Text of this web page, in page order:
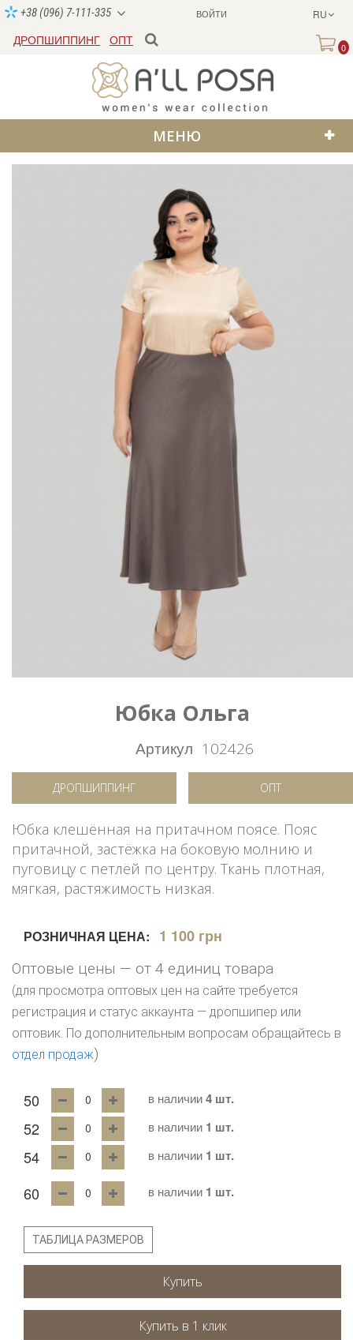
ВОЙТИ RU
+38 (096) 7-111-335
ДРОПШИППИНГ ОПТ
0
МЕНЮ
Юбка Ольга
Артикул 102426
ДРОПШИППИНГ ОПТ
Юбка клешённая на притачном поясе. Пояс
притачной, застёжка на боковую молнию и
пуговицу с петлёй по центру. Ткань плотная,
мягкая, растяжимость низкая.
РОЗНИЧНАЯ ЦЕНА: 1 100 грн
Оптовые цены — от 4 единиц товара
(для просмотра оптовых цен на сайте требуется
регистрация и статус аккаунта — дропшипер или
оптовик. По дополнительным вопросам обращайтесь в
отдел продаж)
50 в наличии4 шт.
52 в наличии 1 шт.
54 в наличии 1 шт.
60 в наличии 1 шт.
ТАБЛИЦА РАЗМЕРОВ
Купить